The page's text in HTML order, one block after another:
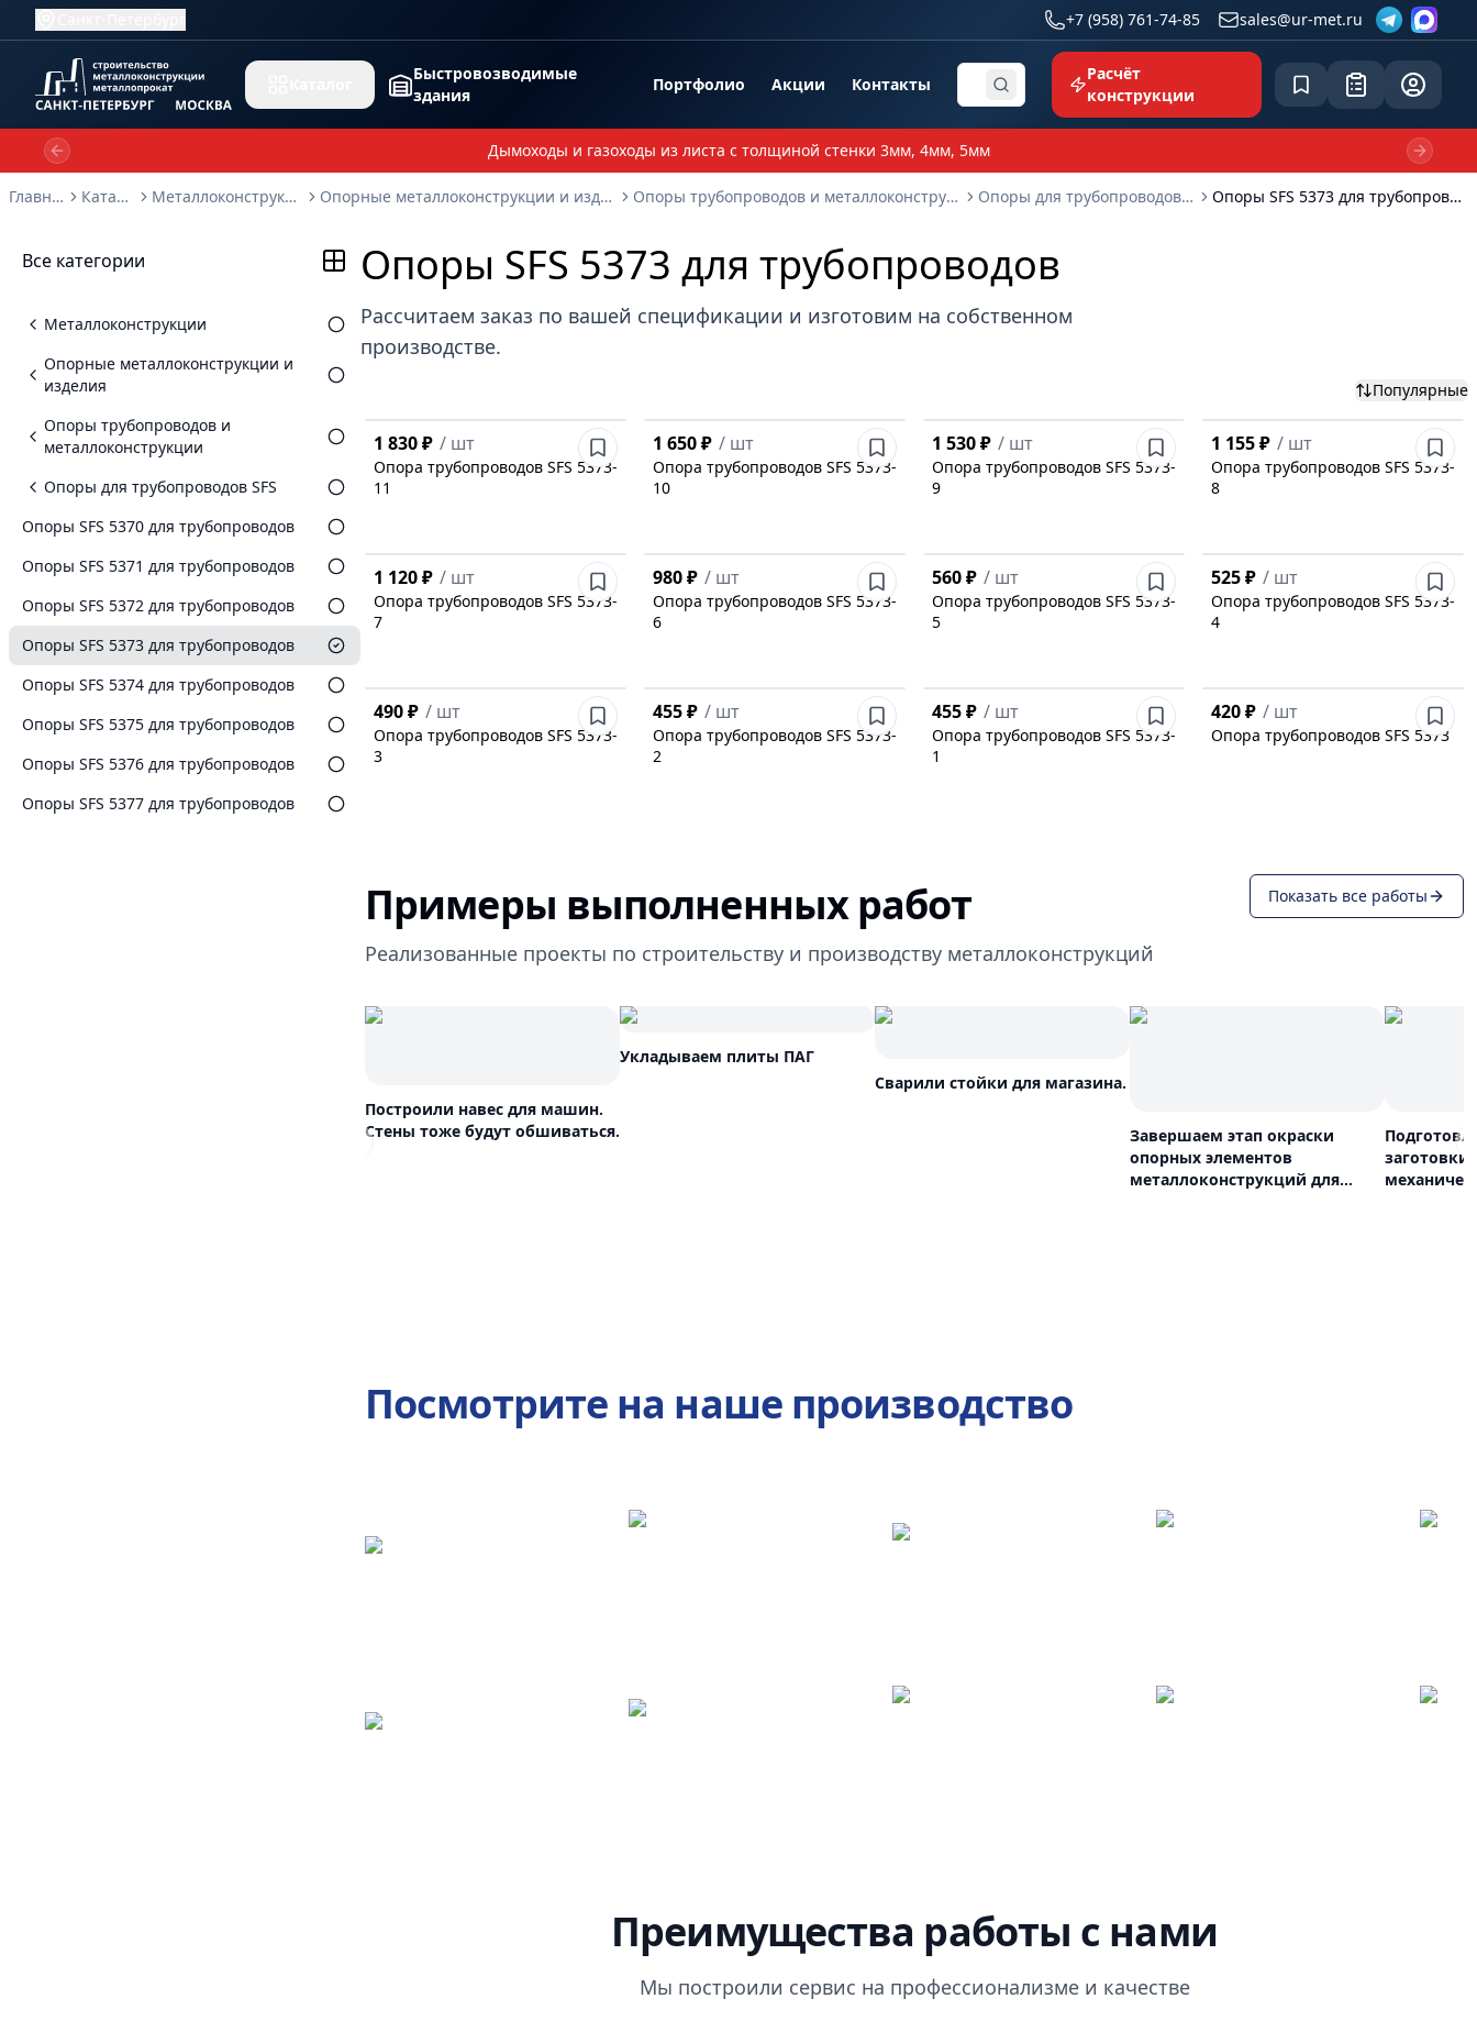
+7 (958) 761-74-85 sales@ur-met.ru
Быстровозводимые
здания
Портфолио Акции Контакты
Расчёт
конструкции
Сохранённое
Заявка
Дымоходы и газоходы из листа с толщиной стенки 3мм, 4мм, 5мм
Previous slide
Next
Главная
Каталог Металлоконструкции Опорные металлоконструкции и изделия Опоры трубопроводов и металлоконструкции Опоры для трубопроводов SFS Опоры SFS 5373 для трубопроводов
Все категории
Металлоконструкции
Опорные металлоконструкции и
изделия
Опоры трубопроводов и
металлоконструкции
Опоры для трубопроводов SFS
Опоры SFS 5370 для трубопроводов
Опоры SFS 5371 для трубопроводов
Опоры SFS 5372 для трубопроводов
Опоры SFS 5373 для трубопроводов
Опоры SFS 5374 для трубопроводов
Опоры SFS 5375 для трубопроводов
Опоры SFS 5376 для трубопроводов
Опоры SFS 5377 для трубопроводов
Опоры SFS 5373 для трубопроводов
Рассчитаем заказ по вашей спецификации и изготовим на собственном
производстве.
Популярные
1 830 ₽ / шт
Опора трубопроводов SFS 5373-
11
1 650 ₽ / шт
Опора трубопроводов SFS 5373-
10
1 530 ₽ / шт
Опора трубопроводов SFS 5373-
9
1 155 ₽ / шт
Опора трубопроводов SFS 5373-
8
1 120 ₽ / шт
Опора трубопроводов SFS 5373-
7
980 ₽ / шт
Опора трубопроводов SFS 5373-
6
560 ₽ / шт
Опора трубопроводов SFS 5373-
5
525 ₽ / шт
Опора трубопроводов SFS 5373-
4
490 ₽ / шт
Опора трубопроводов SFS 5373-
3
455 ₽ / шт
Опора трубопроводов SFS 5373-
2
455 ₽ / шт
Опора трубопроводов SFS 5373-
1
420 ₽ / шт
Опора трубопроводов SFS 5373
Примеры выполненных работ
Реализованные проекты по строительству и производству металлоконструкций
Показать все работы
Построили навес для машин.
Стены тоже будут обшиваться.
Укладываем плиты ПАГ
Сварили стойки для магазина.
Завершаем этап окраски
опорных элементов
металлоконструкций для
Посмотрите на наше производство
Преимущества работы с нами
Мы построили сервис на профессионализме и качестве